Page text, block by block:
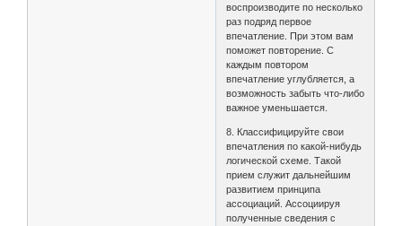
воспроизводите по несколько
раз подряд первое
впечатление. При этом вам
поможет повторение. С
каждым повтором
впечатление углубляется, а
возможность забыть что-либо
важное уменьшается.
8. Классифицируйте свои
впечатления по какой-нибудь
логической схеме. Такой
прием служит дальнейшим
развитием принципа
ассоциаций. Ассоциируя
полученные сведения с